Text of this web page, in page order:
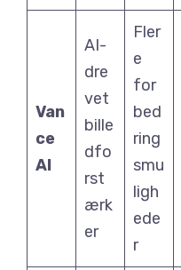
Van
ce
AI
AI-
dre
vet
bille
dfo
rst
ærk
er
Fler
e
for
bed
ring
smu
ligh
ede
r